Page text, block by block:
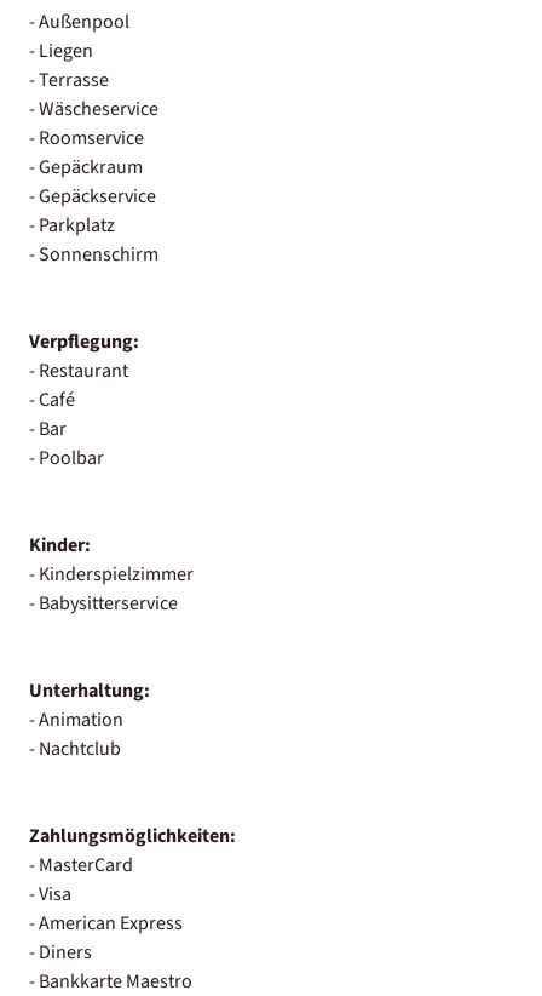
- Außenpool
- Liegen
- Terrasse
- Wäscheservice
- Roomservice
- Gepäckraum
- Gepäckservice
- Parkplatz
- Sonnenschirm
Verpflegung:
- Restaurant
- Café
- Bar
- Poolbar
Kinder:
- Kinderspielzimmer
- Babysitterservice
Unterhaltung:
- Animation
- Nachtclub
Zahlungsmöglichkeiten:
- MasterCard
- Visa
- American Express
- Diners
- Bankkarte Maestro